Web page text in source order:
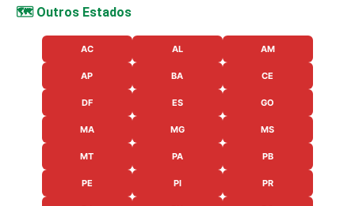
🗺️ Outros Estados
AC AL AM
AP BA CE
DF ES GO
MA MG MS
MT PA PB
PE PI PR